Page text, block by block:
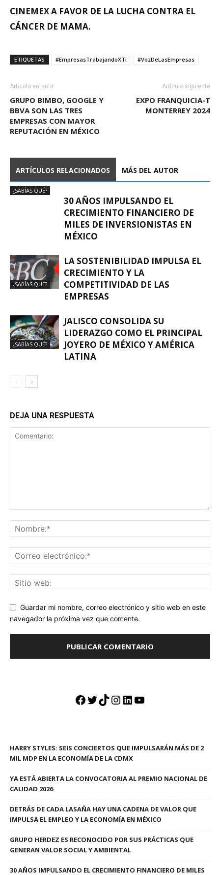
CINEMEX A FAVOR DE LA LUCHA CONTRA EL
CÁNCER DE MAMA.
ETIQUETAS #EmpresasTrabajandoXTi #VozDeLasEmpresas
Artículo anterior
GRUPO BIMBO, GOOGLE Y
BBVA SON LAS TRES
EMPRESAS CON MAYOR
REPUTACIÓN EN MÉXICO
Artículo siguiente
EXPO FRANQUICIA-T
MONTERREY 2024
ARTÍCULOS RELACIONADOS MÁS DEL AUTOR
¿SABÍAS QUÉ?
30 AÑOS IMPULSANDO EL
CRECIMIENTO FINANCIERO DE
MILES DE INVERSIONISTAS EN
MÉXICO
¿SABÍAS QUÉ?
LA SOSTENIBILIDAD IMPULSA EL
CRECIMIENTO Y LA
COMPETITIVIDAD DE LAS
EMPRESAS
¿SABÍAS QUÉ?
JALISCO CONSOLIDA SU
LIDERAZGO COMO EL PRINCIPAL
JOYERO DE MÉXICO Y AMÉRICA
LATINA
DEJA UNA RESPUESTA
Guardar mi nombre, correo electrónico y sitio web en este
navegador la próxima vez que comente.
Facebook
Twitter
TikTok
Instagram
LinkedIn
YouTube
HARRY STYLES: SEIS CONCIERTOS QUE IMPULSARÁN MÁS DE 2
MIL MDP EN LA ECONOMÍA DE LA CDMX
YA ESTÁ ABIERTA LA CONVOCATORIA AL PREMIO NACIONAL DE
CALIDAD 2026
DETRÁS DE CADA LASAÑA HAY UNA CADENA DE VALOR QUE
IMPULSA EL EMPLEO Y LA ECONOMÍA EN MÉXICO
GRUPO HERDEZ ES RECONOCIDO POR SUS PRÁCTICAS QUE
GENERAN VALOR SOCIAL Y AMBIENTAL
30 AÑOS IMPULSANDO EL CRECIMIENTO FINANCIERO DE MILES